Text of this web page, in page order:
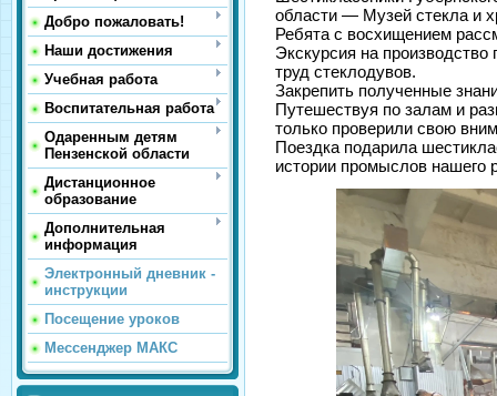
Добро пожаловать!
Наши достижения
Учебная работа
Воспитательная работа
Одаренным детям
Пензенской области
Дистанционное
образование
Дополнительная
информация
Электронный дневник -
инструкции
Посещение уроков
Мессенджер МАКС
области — Музей стекла и
Ребята с восхищением
Экскурсия на производство
труд стеклодувов.
Закрепить полученные
Путешествуя по залам и
только проверили свою
Поездка подарила
истории промыслов нашего